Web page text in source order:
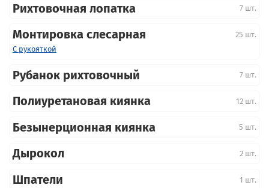
Рихтовочная лопатка 7 шт.
Монтировка слесарная
25 шт.
С рукояткой
Рубанок рихтовочный 7 шт.
Полиуретановая киянка 12 шт.
Безынерционная киянка 5 шт.
Дырокол 2 шт.
Шпатели 1 шт.